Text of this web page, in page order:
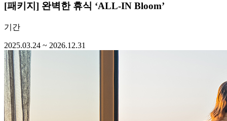
[패키지] 완벽한 휴식 ‘ALL-IN Bloom’
기간
2025.03.24 ~ 2026.12.31